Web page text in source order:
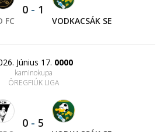
FC
0 - 1
VODKACSÁK SE
Június 17. 0000
kaminokupa
ÖREGFIÚK LIGA
0 - 5